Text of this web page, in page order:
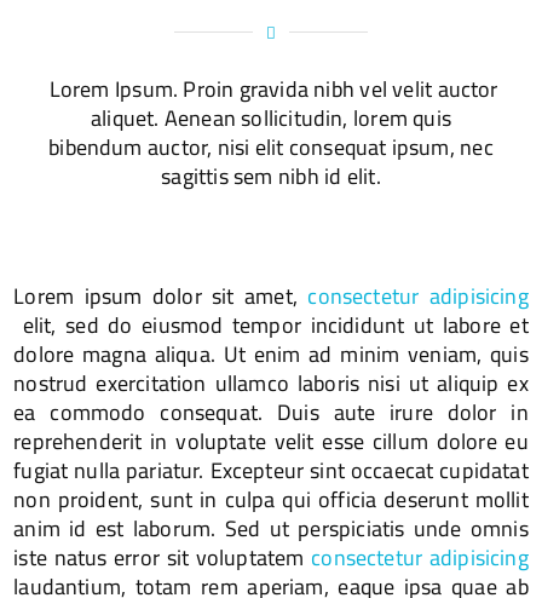
Lorem Ipsum. Proin gravida nibh vel velit auctor
aliquet. Aenean sollicitudin, lorem quis
bibendum auctor, nisi elit consequat ipsum, nec
sagittis sem nibh id elit.
Lorem ipsum dolor sit amet, consectetur adipisicing
elit, sed do eiusmod tempor incididunt ut labore et
dolore magna aliqua. Ut enim ad minim veniam, quis
nostrud exercitation ullamco laboris nisi ut aliquip ex
ea commodo consequat. Duis aute irure dolor in
reprehenderit in voluptate velit esse cillum dolore eu
fugiat nulla pariatur. Excepteur sint occaecat cupidatat
non proident, sunt in culpa qui officia deserunt mollit
anim id est laborum. Sed ut perspiciatis unde omnis
iste natus error sit voluptatem consectetur adipisicing
laudantium, totam rem aperiam, eaque ipsa quae ab